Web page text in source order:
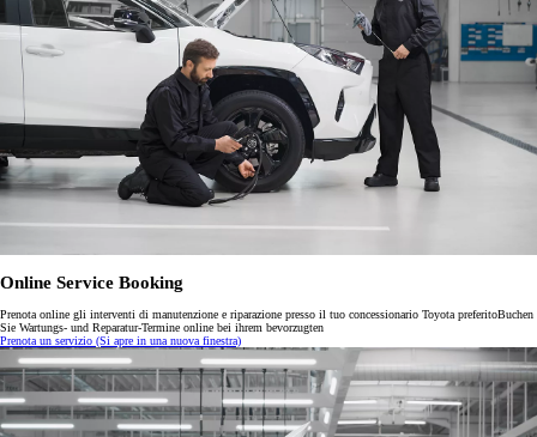
Online Service Booking
Prenota online gli interventi di manutenzione e riparazione presso il tuo concessionario Toyota preferitoBuchen
Sie Wartungs- und Reparatur-Termine online bei ihrem bevorzugten
Prenota un servizio (Si apre in una nuova finestra)